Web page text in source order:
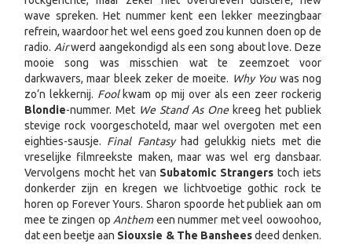
wave spreken. Het nummer kent een lekker meezingbaar
refrein, waardoor het wel eens goed zou kunnen doen op de
radio. Airwerd aangekondigd als een song about love. Deze
mooie song was misschien wat te zeemzoet voor
darkwavers, maar bleek zeker de moeite. Why Youwas nog
zo’n lekkernij. Foolkwam op mij over als een zeer rockerig
Blondie-nummer. Met We Stand As Onekreeg het publiek
stevige rock voorgeschoteld, maar wel overgoten met een
eighties-sausje. Final Fantasy had gelukkig niets met die
vreselijke filmreekste maken, maar was wel erg dansbaar.
Vervolgens mocht het van Subatomic Strangers toch iets
donkerder zijn en kregen we lichtvoetige gothic rock te
horen op Forever Yours. Sharon spoorde het publiek aan om
mee te zingen op Anthemeen nummer met veel oowoohoo,
dat een beetje aan Siouxsie & The Bansheesdeed denken.